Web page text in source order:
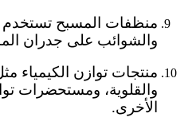
منظفات المسبح تستخدم
والشوائب على جدران
منتجات توازن الكيمياء
والقلوية، ومستحضرات
الأخرى.